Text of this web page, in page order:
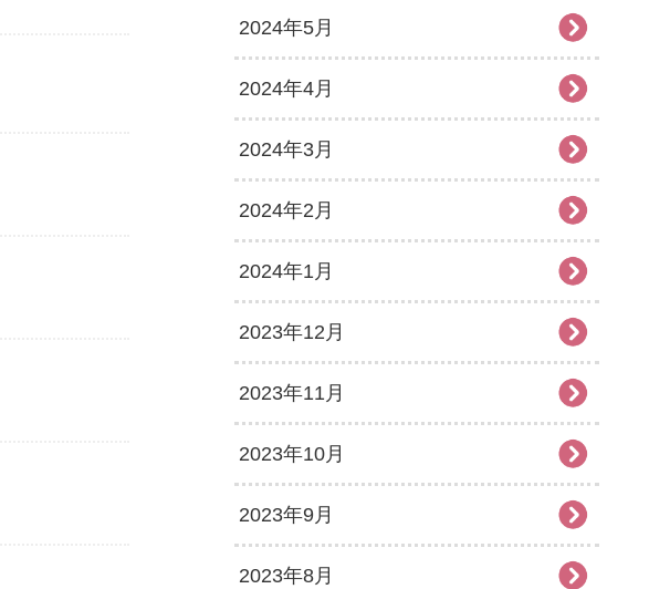
2024年5月
2024年4月
2024年3月
2024年2月
2024年1月
2023年12月
2023年11月
2023年10月
2023年9月
2023年8月